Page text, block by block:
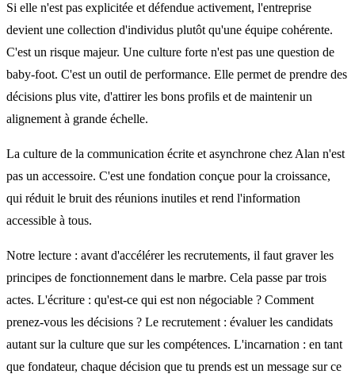
Si elle n'est pas explicitée et défendue activement, l'entreprise
devient une collection d'individus plutôt qu'une équipe cohérente.
C'est un risque majeur. Une culture forte n'est pas une question de
baby-foot. C'est un outil de performance. Elle permet de prendre des
décisions plus vite, d'attirer les bons profils et de maintenir un
alignement à grande échelle.
La culture de la communication écrite et asynchrone chez Alan n'est
pas un accessoire. C'est une fondation conçue pour la croissance,
qui réduit le bruit des réunions inutiles et rend l'information
accessible à tous.
Notre lecture : avant d'accélérer les recrutements, il faut graver les
principes de fonctionnement dans le marbre. Cela passe par trois
actes. L'écriture : qu'est-ce qui est non négociable ? Comment
prenez-vous les décisions ? Le recrutement : évaluer les candidats
autant sur la culture que sur les compétences. L'incarnation : en tant
que fondateur, chaque décision que tu prends est un message sur ce